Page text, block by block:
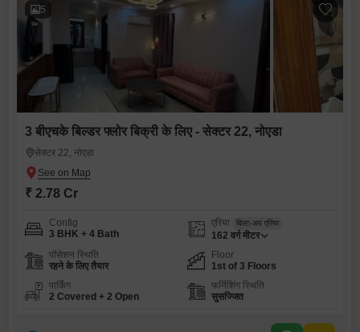
5
3 बीएचके बिल्डर फ्लोर बिक्री के लिए - सेक्टर 22, नोएडा
सेक्टर 22, नोएडा
₹ 2.78 Cr
Config
3 BHK + 4 Bath
एरिया बिल्ट-अप एरिया
162 वर्ग मीटर
पॉसेशन स्थिति
रहने के लिए तैयार
Floor
1st of 3 Floors
पार्किंग
2 Covered + 2 Open
फर्निशिंग स्थिति
सुसज्जित